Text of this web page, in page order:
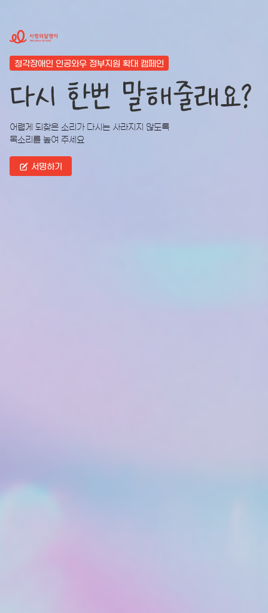
청각장애인 인공와우 정부지원 확대 캠페인
어렵게 되찾은 소리가 다시는 사라지지 않도록
목소리를 높여 주세요
서명하기